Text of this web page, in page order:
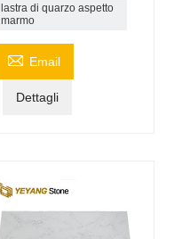
lastra di quarzo aspetto
marmo
 Email
Dettagli